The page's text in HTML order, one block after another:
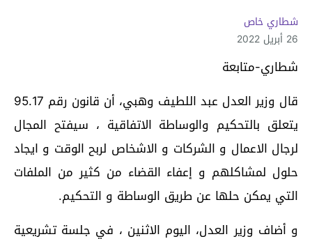
شطاري خاص
26 أبريل 2022
شطاري-متابعة
قال وزير العدل عبد اللطيف وهبي، أن قانون رقم 95.17
يتعلق بالتحكيم والوساطة الاتفاقية ، سيفتح المجال
لرجال الاعمال و الشركات و الاشخاص لربح الوقت و ايجاد
حلول لمشاكلهم و إعفاء القضاء من كثير من الملفات
التي يمكن حلها عن طريق الوساطة و التحكيم.
و أضاف وزير العدل، اليوم الاثنين ، في جلسة تشريعية